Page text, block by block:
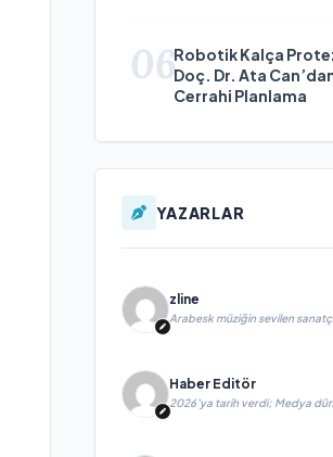
06Robotik Kalça
Doç. Dr. Ata
Cerrahi Planlama
YAZARLAR
zline
Arabesk müziğin sevilen
yaşamını yitirdi
Haber Editör
2026’ya tarih verdi; Medya